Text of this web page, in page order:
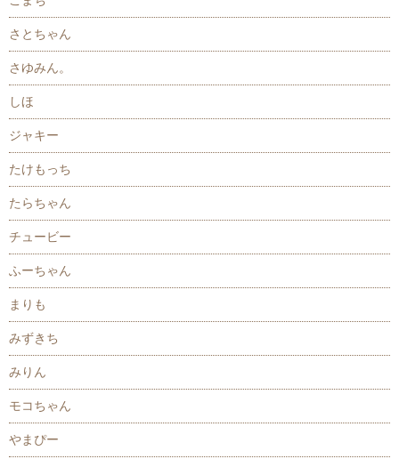
さとちゃん
さゆみん。
しほ
ジャキー
たけもっち
たらちゃん
チュービー
ふーちゃん
まりも
みずきち
みりん
モコちゃん
やまぴー